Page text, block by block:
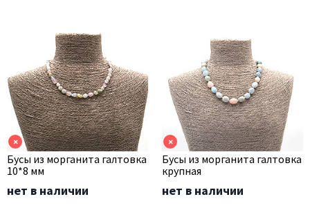
×
Бусы из морганита галтовка
10*8 мм
нет в наличии
×
Бусы из морганита галтовка
крупная
нет в наличии